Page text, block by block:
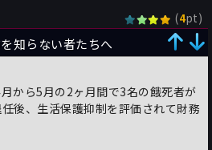
ので、読書するのが苦手な人は
も知れません。
(4pt)
知らない者たちへ
から5月の2ヶ月間で3名の餓死者が
後、生活保護抑制を評価されて財務